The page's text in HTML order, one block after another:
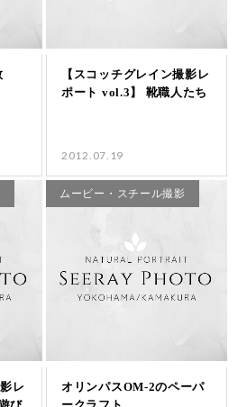
2012.07.19
ムービー・スチール撮影